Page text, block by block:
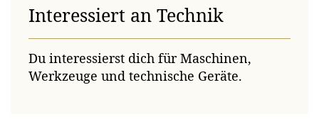
Interessiert an Technik
Du interessierst dich für Maschinen,
Werkzeuge und technische Geräte.